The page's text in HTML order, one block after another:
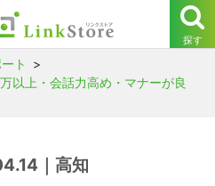
ト
以上・会話力高め・マナーが良
｜高知